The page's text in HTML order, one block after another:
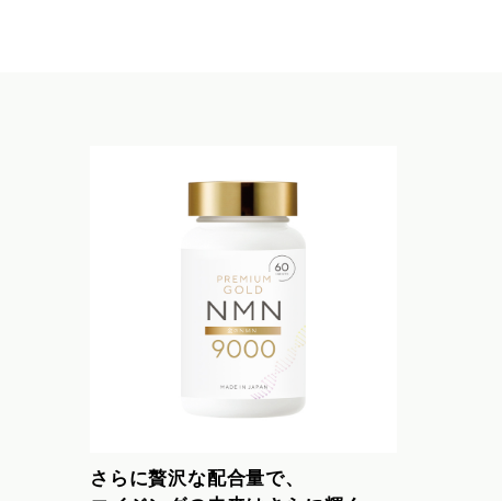
さらに贅沢な配合量で、